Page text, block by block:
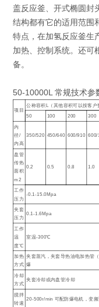
盖反应釜、开式椭圆封
结构都有它的适用范围
特点，在加氢反应釜生
加热、控制系统。还可
备。
50-10000L 常规技术参
项目
公称容积L（其他容积可以按客户
50 100 200 300
内
径/
内高
350/520 450/640 600/910 600/
盘管
传热
面积
m2
0.2 0.5 0.8 1.0
工作
压力
-0.1-15.0Mpa
夹套
压力
0.1-1.6Mpa
工作
温
度℃
室温-300℃
加热
方式
夹套蒸汽，夹套导热油电加热管
爆
冷却
方式
夹套冷却或内盘管冷却
搅拌
转速
20-500r/min 可配防爆电机，变